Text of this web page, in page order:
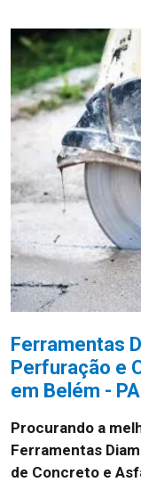
Ferramentas
Perfuração e
em Belém - PA
Procurando a
Ferramentas
de Concreto e